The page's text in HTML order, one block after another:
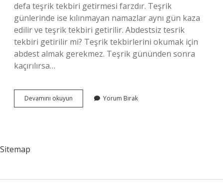
defa teşrik tekbiri getirmesi farzdır. Teşrik
günlerinde ise kılınmayan namazlar aynı gün kaza
edilir ve teşrik tekbiri getirilir. Abdestsiz tesrik
tekbiri getirilir mi? Teşrik tekbirlerini okumak için
abdest almak gerekmez. Teşrik gününden sonra
kaçırılırsa…
Devamını okuyun
Döneminde
Yorum Bırak
Sitemap